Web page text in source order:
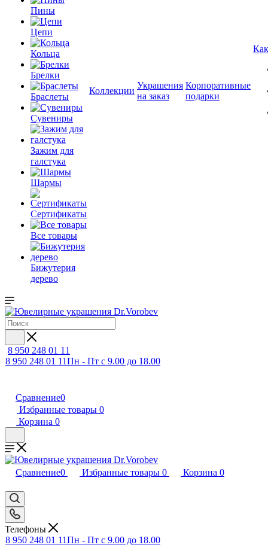
Пины
Цепи
Кольца
Брелки
Браслеты
Сувениры
Зажим для
галстука
Шармы
Сертификаты
Все товары
Бижутерия
дерево
Коллекции
Украшения
на заказ
Корпоративные
подарки
8 950 248 01 11
8 950 248 01 11Пн - Пт с 9.00 до 18.00
Сравнение0
Избранные товары 0
Корзина 0
Сравнение0 Избранные товары 0 Корзина 0
Телефоны
8 950 248 01 11Пн - Пт с 9.00 до 18.00